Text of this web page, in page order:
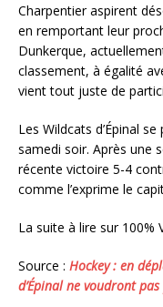
Charpentier aspirent
en remportant leur
Dunkerque,
classement, à égalité
vient tout juste de
Les Wildcats d’Épinal
samedi soir. Après une
récente victoire 5-4
comme l’exprime le
La suite à lire sur 100%
Source : Hockey : en
d’Épinal ne voudront